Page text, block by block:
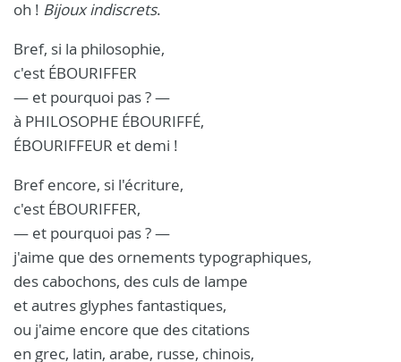
oh ! Bijoux indiscrets.
Bref, si la philosophie,
c'est ÉBOURIFFER
— et pourquoi pas ? —
à PHILOSOPHE ÉBOURIFFÉ,
ÉBOURIFFEUR et demi !
Bref encore, si l'écriture,
c'est ÉBOURIFFER,
— et pourquoi pas ? —
j'aime que des ornements typographiques,
des cabochons, des culs de lampe
et autres glyphes fantastiques,
ou j'aime encore que des citations
en grec, latin, arabe, russe, chinois,